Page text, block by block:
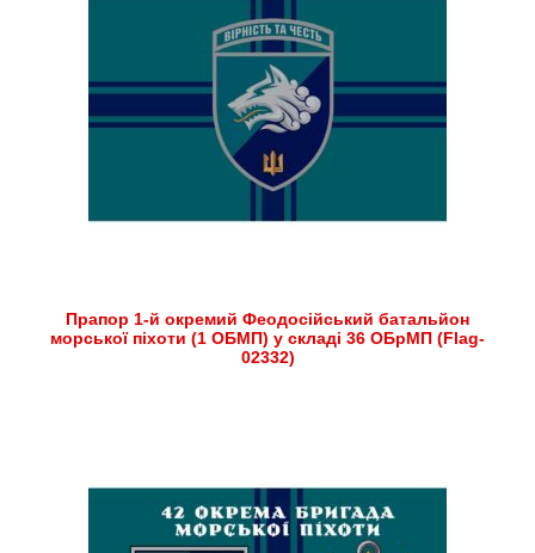
Прапор 1-й окремий Феодосійський батальйон
морської піхоти (1 ОБМП) у складі 36 ОБрМП (Flag-
02332)